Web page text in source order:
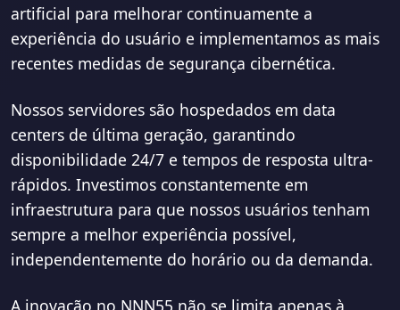
artificial para melhorar continuamente a
experiência do usuário e implementamos as mais
recentes medidas de segurança cibernética.
Nossos servidores são hospedados em data
centers de última geração, garantindo
disponibilidade 24/7 e tempos de resposta ultra-
rápidos. Investimos constantemente em
infraestrutura para que nossos usuários tenham
sempre a melhor experiência possível,
independentemente do horário ou da demanda.
A inovação no NNN55 não se limita apenas à